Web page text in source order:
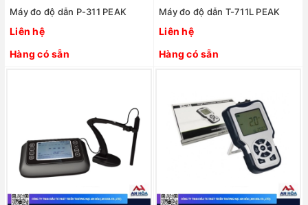
Máy đo độ dẫn P-311 PEAK
Liên hệ
Hàng có sẵn
Máy đo độ dẫn T-711L PEAK
Liên hệ
Hàng có sẵn